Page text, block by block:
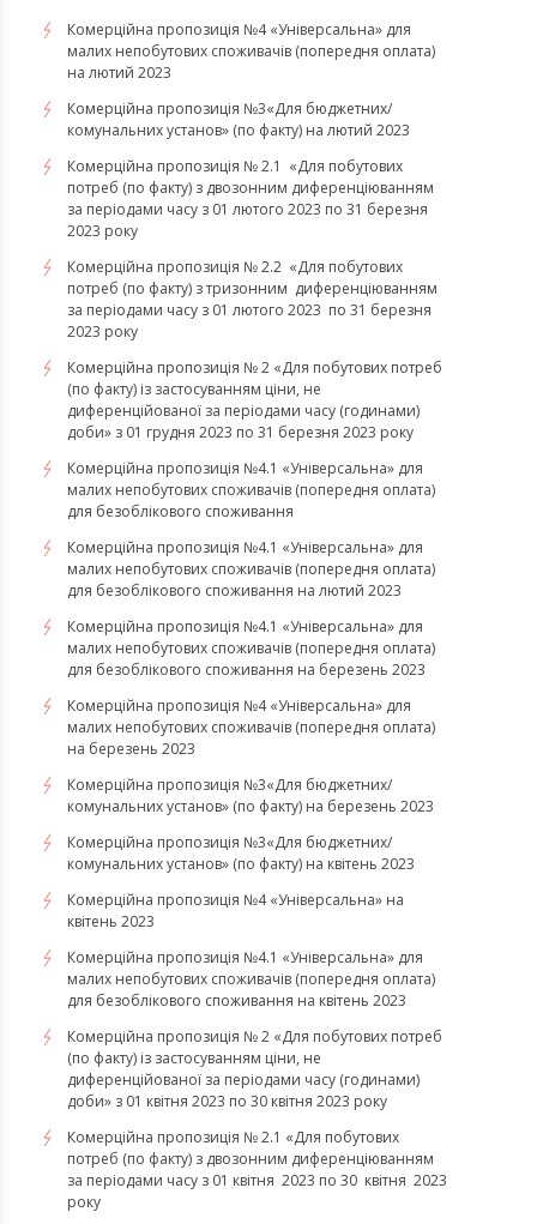
​​​​​​​Комерційна пропозиція №4 «Універсальна» для
малих непобутових споживачів (попередня оплата)
на лютий 2023
Комерційна пропозиція №3«Для бюджетних/
комунальних установ» (по факту) на лютий 2023
Комерційна пропозиція № 2.1 «Для побутових
потреб (по факту) з двозонним диференціюванням
за періодами часу з 01 лютого 2023 по 31 березня
2023 року
Комерційна пропозиція № 2.2 «Для побутових
потреб (по факту) з тризонним диференціюванням
за періодами часу з 01 лютого 2023 по 31 березня
2023 року
Комерційна пропозиція № 2 «Для побутових потреб
(по факту) із застосуванням ціни, не
диференційованої за періодами часу (годинами)
доби» з 01 грудня 2023 по 31 березня 2023 року
​​​​​​​Комерційна пропозиція №4.1 «Універсальна» для
малих непобутових споживачів (попередня оплата)
для безоблікового споживання
Комерційна пропозиція №4.1 «Універсальна» для
малих непобутових споживачів (попередня оплата)
для безоблікового споживання на лютий 2023
Комерційна пропозиція №4.1 «Універсальна» для
малих непобутових споживачів (попередня оплата)
для безоблікового споживання на березень 2023
​​​​​​​Комерційна пропозиція №4 «Універсальна» для
малих непобутових споживачів (попередня оплата)
на березень 2023
​​​​​​​Комерційна пропозиція №3«Для бюджетних/
комунальних установ» (по факту) на березень 2023
Комерційна пропозиція №3«Для бюджетних/
комунальних установ» (по факту) на квітень 2023
Комерційна пропозиція №4 «Універсальна» на
квітень 2023
Комерційна пропозиція №4.1 «Універсальна» для
малих непобутових споживачів (попередня оплата)
для безоблікового споживання на квітень 2023
Комерційна пропозиція № 2 «Для побутових потреб
(по факту) із застосуванням ціни, не
диференційованої за періодами часу (годинами)
доби» з 01 квітня 2023 по 30 квітня 2023 року
Комерційна пропозиція № 2.1 «Для побутових
потреб (по факту) з двозонним диференціюванням
за періодами часу з 01 квітня 2023 по 30 квітня 2023
року